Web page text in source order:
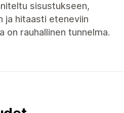
sisustukseen,
ja hitaasti eteneviin
on rauhallinen tunnelma.